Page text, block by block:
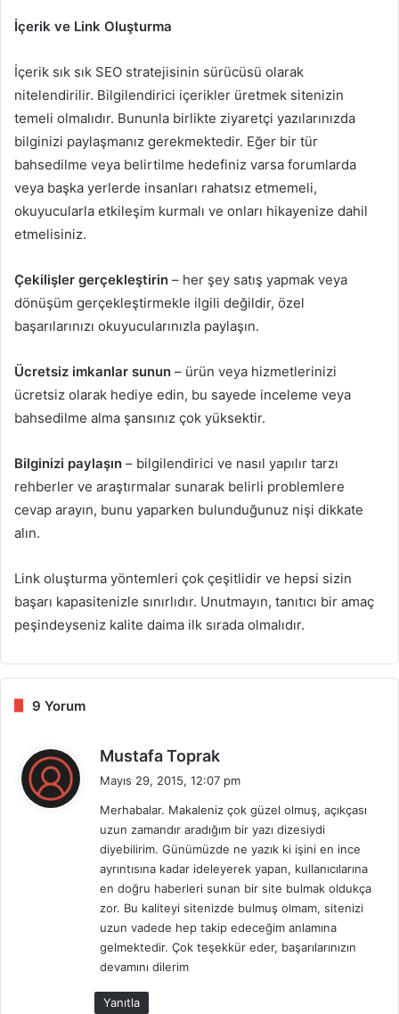
İçerik ve Link Oluşturma
İçerik sık sık SEO stratejisinin sürücüsü olarak
nitelendirilir. Bilgilendirici içerikler üretmek sitenizin
temeli olmalıdır. Bununla birlikte ziyaretçi yazılarınızda
bilginizi paylaşmanız gerekmektedir. Eğer bir tür
bahsedilme veya belirtilme hedefiniz varsa forumlarda
veya başka yerlerde insanları rahatsız etmemeli,
okuyucularla etkileşim kurmalı ve onları hikayenize dahil
etmelisiniz.
Çekilişler gerçekleştirin – her şey satış yapmak veya
dönüşüm gerçekleştirmekle ilgili değildir, özel
başarılarınızı okuyucularınızla paylaşın.
Ücretsiz imkanlar sunun – ürün veya hizmetlerinizi
ücretsiz olarak hediye edin, bu sayede inceleme veya
bahsedilme alma şansınız çok yüksektir.
Bilginizi paylaşın – bilgilendirici ve nasıl yapılır tarzı
rehberler ve araştırmalar sunarak belirli problemlere
cevap arayın, bunu yaparken bulunduğunuz nişi dikkate
alın.
Link oluşturma yöntemleri çok çeşitlidir ve hepsi sizin
başarı kapasitenizle sınırlıdır. Unutmayın, tanıtıcı bir amaç
peşindeyseniz kalite daima ilk sırada olmalıdır.
9 Yorum
Mustafa Toprak
i
k
i
:
Mayıs 29, 2015, 12:07 pm
Merhabalar. Makaleniz çok güzel olmuş, açıkçası
uzun zamandır aradığım bir yazı dizesiydi
diyebilirim. Günümüzde ne yazık ki işini en ince
ayrıntısına kadar ideleyerek yapan, kullanıcılarına
en doğru haberleri sunan bir site bulmak oldukça
zor. Bu kaliteyi sitenizde bulmuş olmam, sitenizi
uzun vadede hep takip edeceğim anlamına
gelmektedir. Çok teşekkür eder, başarılarınızın
devamını dilerim
Yanıtla